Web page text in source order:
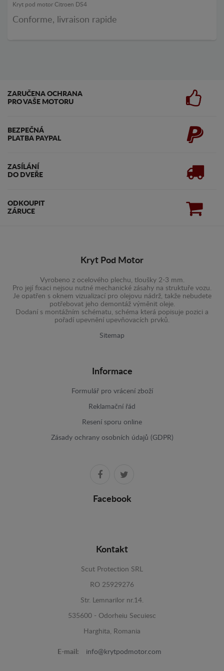
Kryt pod motor Citroen DS4
Conforme, livraison rapide
ZARUČENA OCHRANA
PRO VAŠE MOTORU
BEZPEČNÁ
PLATBA PAYPAL
ZASÍLÁNÍ
DO DVEŘE
ODKOUPIT
ZÁRUCE
Kryt Pod Motor
Vyrobeno z ocelového plechu, tloušky 2-3 mm.
Pro její fixaci nejsou nutné mechanické zásahy na struktuře vozu.
Je opatřen s oknem vizualizací pro olejovu nádrž, takže nebudete
potřebovat jeho demontáž výměnit oleje.
Dodaní s montážním schématu, schéma která popisuje pozici a
pořadí upevnění upevňovacích prvků.
Sitemap
Informace
Formulář pro vrácení zboží
Reklamační řád
Resení sporu online
Zásady ochrany osobních údajů (GDPR)
Facebook
Kontakt
Scut Protection SRL
RO 25929276
Str. Lemnarilor nr.14.
535600 - Odorheiu Secuiesc
Harghita, Romania
E-mail: info@krytpodmotor.com